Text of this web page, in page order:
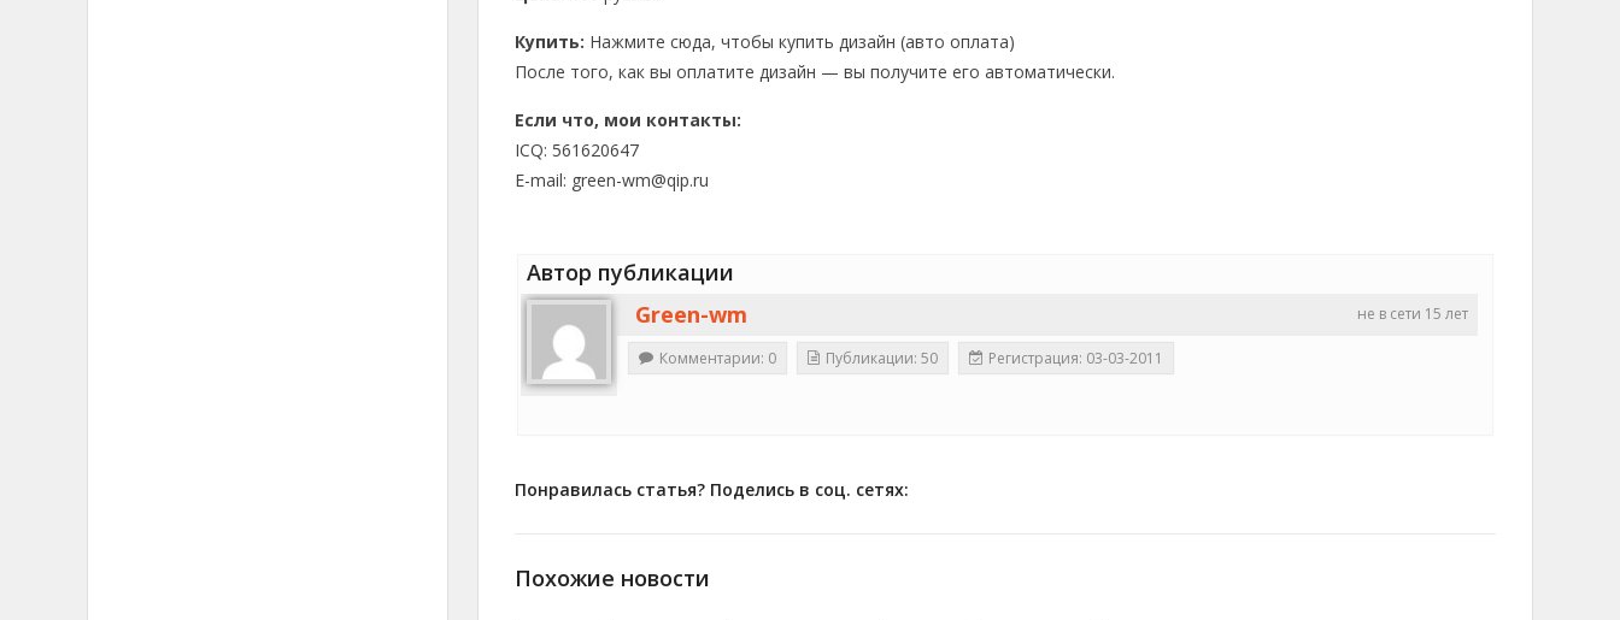
Купить: Нажмите сюда, чтобы купить дизайн (авто оплата)
После того, как вы оплатите дизайн — вы получите его автоматически.
Если что, мои контакты:
ICQ: 561620647
E-mail: green-wm@qip.ru
Автор публикации
не в сети 15 лет
Green-wm
Комментарии: 0 Публикации: 50 Регистрация: 03-03-2011
Понравилась статья? Поделись в соц. сетях:
Похожие новости